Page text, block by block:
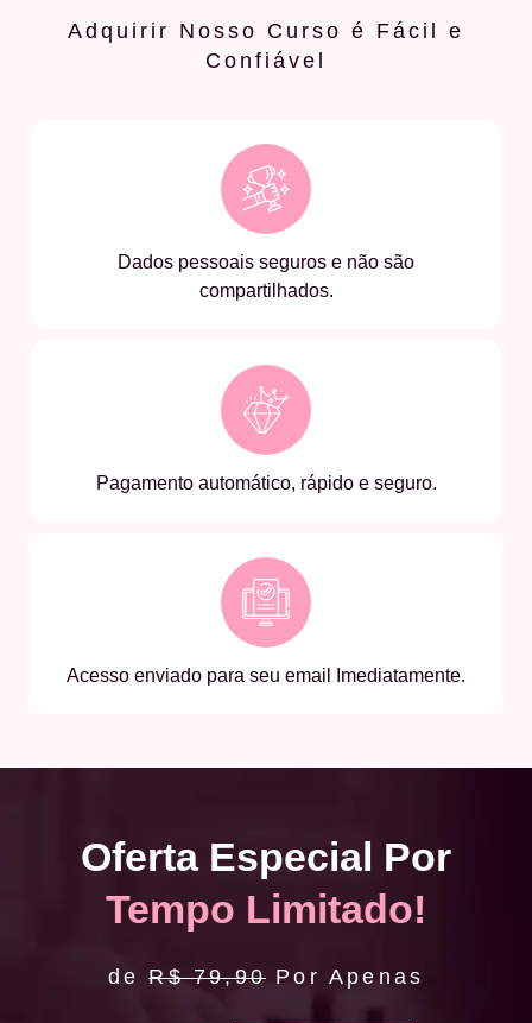
Adquirir Nosso Curso é Fácil e
Confiável
Dados pessoais seguros e não são
compartilhados.
Pagamento automático, rápido e seguro.
Acesso enviado para seu email Imediatamente.
Oferta Especial Por
Tempo Limitado!
deR$ 79,90 Por Apenas